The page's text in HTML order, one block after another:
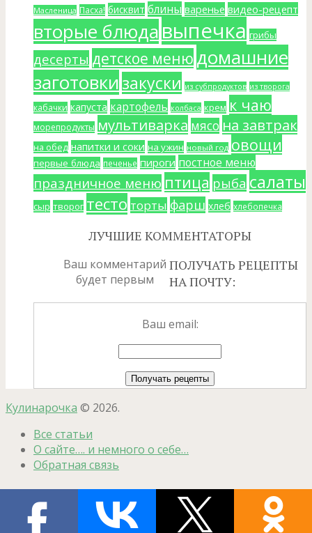
Масленица Пасха! бисквит блины варенье видео-рецепт
вторые блюдавыпечка грибы
десерты детское меню домашние
заготовкизакуски из субпродуктов из творога
кабачки капуста картофель колбаса крем к чаю
морепродукты мультиварка мясо на завтрак
на обед напитки и соки на ужин новый год овощи
первые блюда печенье пироги постное меню
праздничное меню птица рыба салаты
сыр творог тесто торты фарш хлеб хлебопечка
ЛУЧШИЕ КОММЕНТАТОРЫ
Ваш комментарий
будет первым
ПОЛУЧАТЬ РЕЦЕПТЫ
НА ПОЧТУ:
Ваш email:
Кулинарочка © 2026.
Все статьи
О сайте…. и немного о себе…
Обратная связь